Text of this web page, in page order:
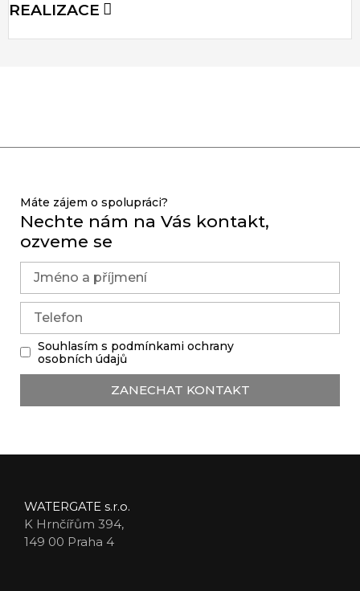
REALIZACE
Máte zájem o spolupráci?
Nechte nám na Vás kontakt,
ozveme se
Souhlasím s podmínkami ochrany
osobních údajů
ZANECHAT KONTAKT
WATERGATE s.r.o.
K Hrnčířům 394,
149 00 Praha 4